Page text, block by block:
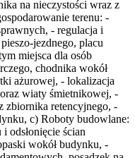
na nieczystości wraz z
terenu: -
- regulacja i
jezdnego, placu
miejsca dla osób
chodnika wokół
ażurowej, - lokalizacja
wiaty śmietnikowej, -
zbiornika retencyjnego, -
c) Roboty budowlane:
odsłonięcie ścian
wokół budynku, -